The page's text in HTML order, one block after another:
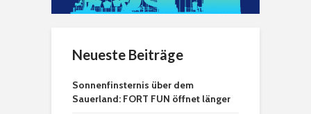
Neueste Beiträge
Sonnenfinsternis über dem
Sauerland: FORT FUN öffnet länger